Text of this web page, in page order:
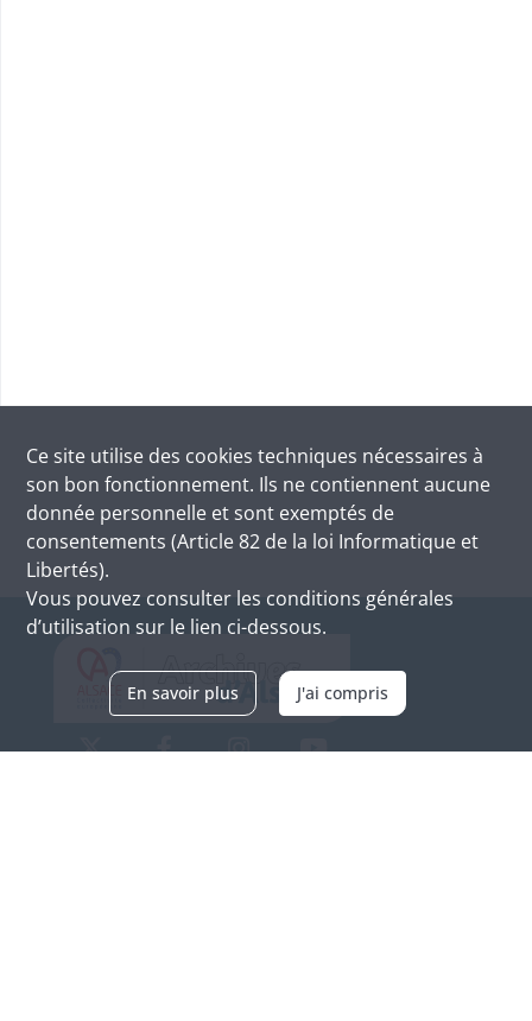
Ce site utilise des cookies techniques nécessaires à
son bon fonctionnement. Ils ne contiennent aucune
donnée personnelle et sont exemptés de
consentements (Article 82 de la loi Informatique et
Libertés).
Vous pouvez consulter les conditions générales
d’utilisation sur le lien ci-dessous.
En savoir plus J'ai compris